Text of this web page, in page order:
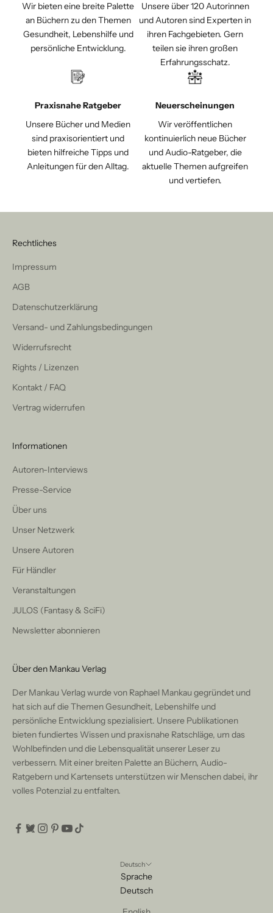
Wir bieten eine breite Palette
an Büchern zu den Themen
Gesundheit, Lebenshilfe und
persönliche Entwicklung.
Unsere über 120 Autorinnen
und Autoren sind Experten in
ihren Fachgebieten. Gern
teilen sie ihren großen
Erfahrungsschatz.
Praxisnahe Ratgeber
Unsere Bücher und Medien
sind praxisorientiert und
bieten hilfreiche Tipps und
Anleitungen für den Alltag.
Neuerscheinungen
Wir veröffentlichen
kontinuierlich neue Bücher
und Audio-Ratgeber, die
aktuelle Themen aufgreifen
und vertiefen.
Rechtliches
Impressum
AGB
Datenschutzerklärung
Versand- und Zahlungsbedingungen
Widerrufsrecht
Rights / Lizenzen
Kontakt / FAQ
Vertrag widerrufen
Informationen
Autoren-Interviews
Presse-Service
Über uns
Unser Netzwerk
Unsere Autoren
Für Händler
Veranstaltungen
JULOS (Fantasy & SciFi)
Newsletter abonnieren
Über den Mankau Verlag
Der Mankau Verlag wurde von Raphael Mankau gegründet und
hat sich auf die Themen Gesundheit, Lebenshilfe und
persönliche Entwicklung spezialisiert. Unsere Publikationen
bieten fundiertes Wissen und praxisnahe Ratschläge, um das
Wohlbefinden und die Lebensqualität unserer Leser zu
verbessern. Mit einer breiten Palette an Büchern, Audio-
Ratgebern und Kartensets unterstützen wir Menschen dabei, ihr
volles Potenzial zu entfalten.
Deutsch
Sprache
Deutsch